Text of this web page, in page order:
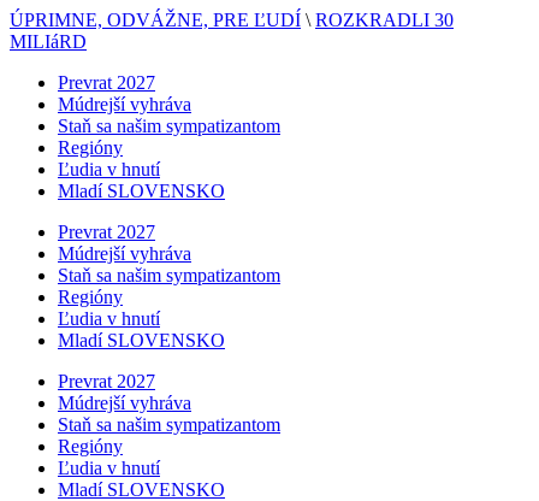
ÚPRIMNE, ODVÁŽNE, PRE ĽUDÍ \ ROZKRADLI 30
MILIáRD
Prevrat 2027
Múdrejší vyhráva
Staň sa našim sympatizantom
Regióny
Ľudia v hnutí
Mladí SLOVENSKO
Prevrat 2027
Múdrejší vyhráva
Staň sa našim sympatizantom
Regióny
Ľudia v hnutí
Mladí SLOVENSKO
Prevrat 2027
Múdrejší vyhráva
Staň sa našim sympatizantom
Regióny
Ľudia v hnutí
Mladí SLOVENSKO